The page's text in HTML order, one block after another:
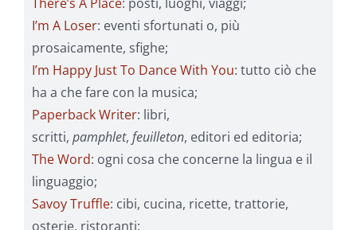
I’m A Loser: eventi sfortunati o, più
prosaicamente, sfighe;
I’m Happy Just To Dance With You: tutto ciò che
ha a che fare con la musica;
Paperback Writer: libri,
scritti, pamphlet, feuilleton, editori ed editoria;
The Word: ogni cosa che concerne la lingua e il
linguaggio;
Savoy Truffle: cibi, cucina, ricette, trattorie,
osterie, ristoranti;